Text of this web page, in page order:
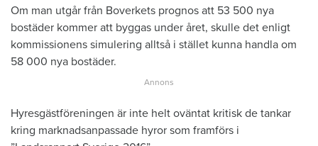
Om man utgår från Boverkets prognos att 53 500 nya
bostäder kommer att byggas under året, skulle det enligt
kommissionens simulering alltså i stället kunna handla om
58 000 nya bostäder.
Hyresgästföreningen är inte helt oväntat kritisk de tankar
kring marknadsanpassade hyror som framförs i